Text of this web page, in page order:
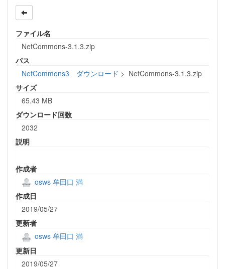
ファイル名
NetCommons-3.1.3.zip
パス
NetCommons3 ダウンロード > NetCommons-3.1.3.zip
サイズ
65.43 MB
ダウンロード回数
2032
説明
作成者
osws 牟田口 満
作成日
2019/05/27
更新者
osws 牟田口 満
更新日
2019/05/27